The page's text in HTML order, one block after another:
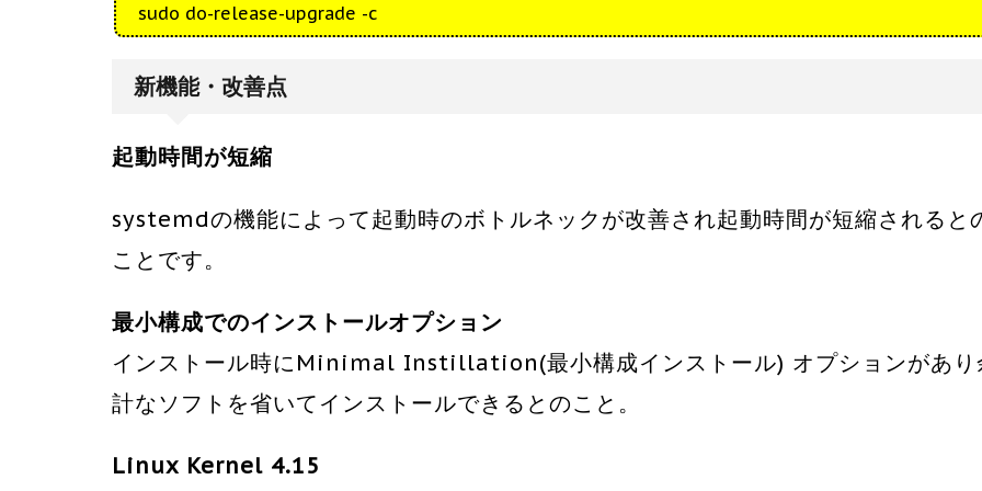
sudo do-release-upgrade -c
新機能・改善点
起動時間が短縮
systemdの機能によって起動時のボトルネックが改善され起動時間が短縮されると
ことです。
最小構成でのインストールオプション
インストール時にMinimal Instillation(最小構成インストール) オプションがあり
計なソフトを省いてインストールできるとのこと。
Linux Kernel 4.15